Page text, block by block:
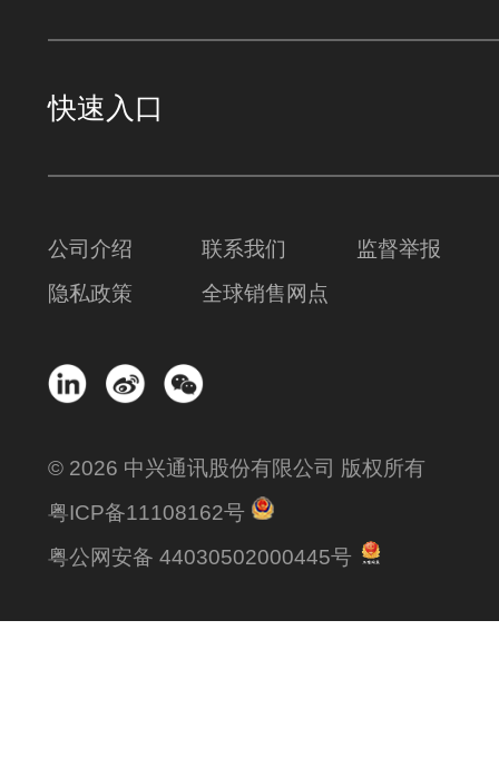
快速入口
公司介绍 联系我们
监督举报
隐私政策
全球销售网点
© 2026 中兴通讯股份有限公司 版权所有
粤ICP备11108162号
粤公网安备 44030502000445号